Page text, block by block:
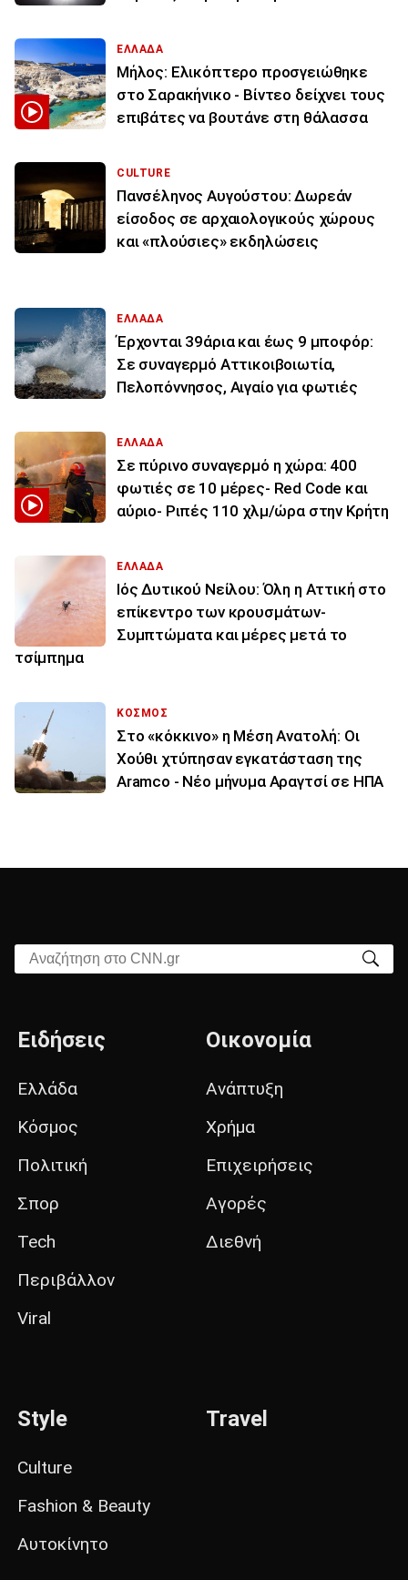
ΕΛΛΑΔΑ
Μήλος: Ελικόπτερο προσγειώθηκε
στο Σαρακήνικο - Βίντεο δείχνει τους
επιβάτες να βουτάνε στη θάλασσα
CULTURE
Πανσέληνος Αυγούστου: Δωρεάν
είσοδος σε αρχαιολογικούς χώρους
και «πλούσιες» εκδηλώσεις
ΕΛΛΑΔΑ
Έρχονται 39άρια και έως 9 μποφόρ:
Σε συναγερμό Αττικοιβοιωτία,
Πελοπόννησος, Αιγαίο για φωτιές
ΕΛΛΑΔΑ
Σε πύρινο συναγερμό η χώρα: 400
φωτιές σε 10 μέρες- Red Code και
αύριο- Ριπές 110 χλμ/ώρα στην Κρήτη
ΕΛΛΑΔΑ
Ιός Δυτικού Νείλου: Όλη η Αττική στο
επίκεντρο των κρουσμάτων-
Συμπτώματα και μέρες μετά το
τσίμπημα
ΚΟΣΜΟΣ
Στο «κόκκινο» η Μέση Ανατολή: Οι
Χούθι χτύπησαν εγκατάσταση της
Aramco - Νέο μήνυμα Αραγτσί σε ΗΠΑ
Αναζήτηση στο CNN.gr
Ειδήσεις
Ελλάδα
Κόσμος
Πολιτική
Σπορ
Tech
Περιβάλλον
Viral
Οικονομία
Ανάπτυξη
Χρήμα
Επιχειρήσεις
Αγορές
Διεθνή
Style
Culture
Fashion & Beauty
Αυτοκίνητο
Travel